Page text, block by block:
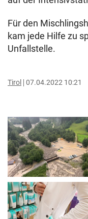
Für den
kam jede Hilfe zu
Unfallstelle.
Tirol 07.04.2022 10:21